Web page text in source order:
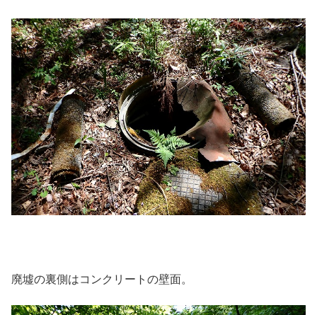
廃墟の裏側はコンクリートの壁面。